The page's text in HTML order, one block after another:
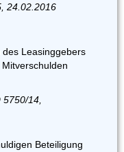
24.02.2016
Leasinggebers
14,
Beteiligung